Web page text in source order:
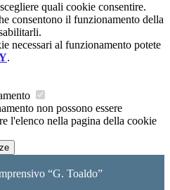
quali cookie consentire.
consentono il funzionamento della
necessari al funzionamento potete
.
non possono essere
l'elenco nella pagina della cookie
“G. Toaldo”